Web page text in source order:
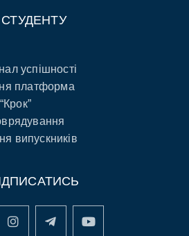
СТУДЕНТУ
успішності
платформа
випускників